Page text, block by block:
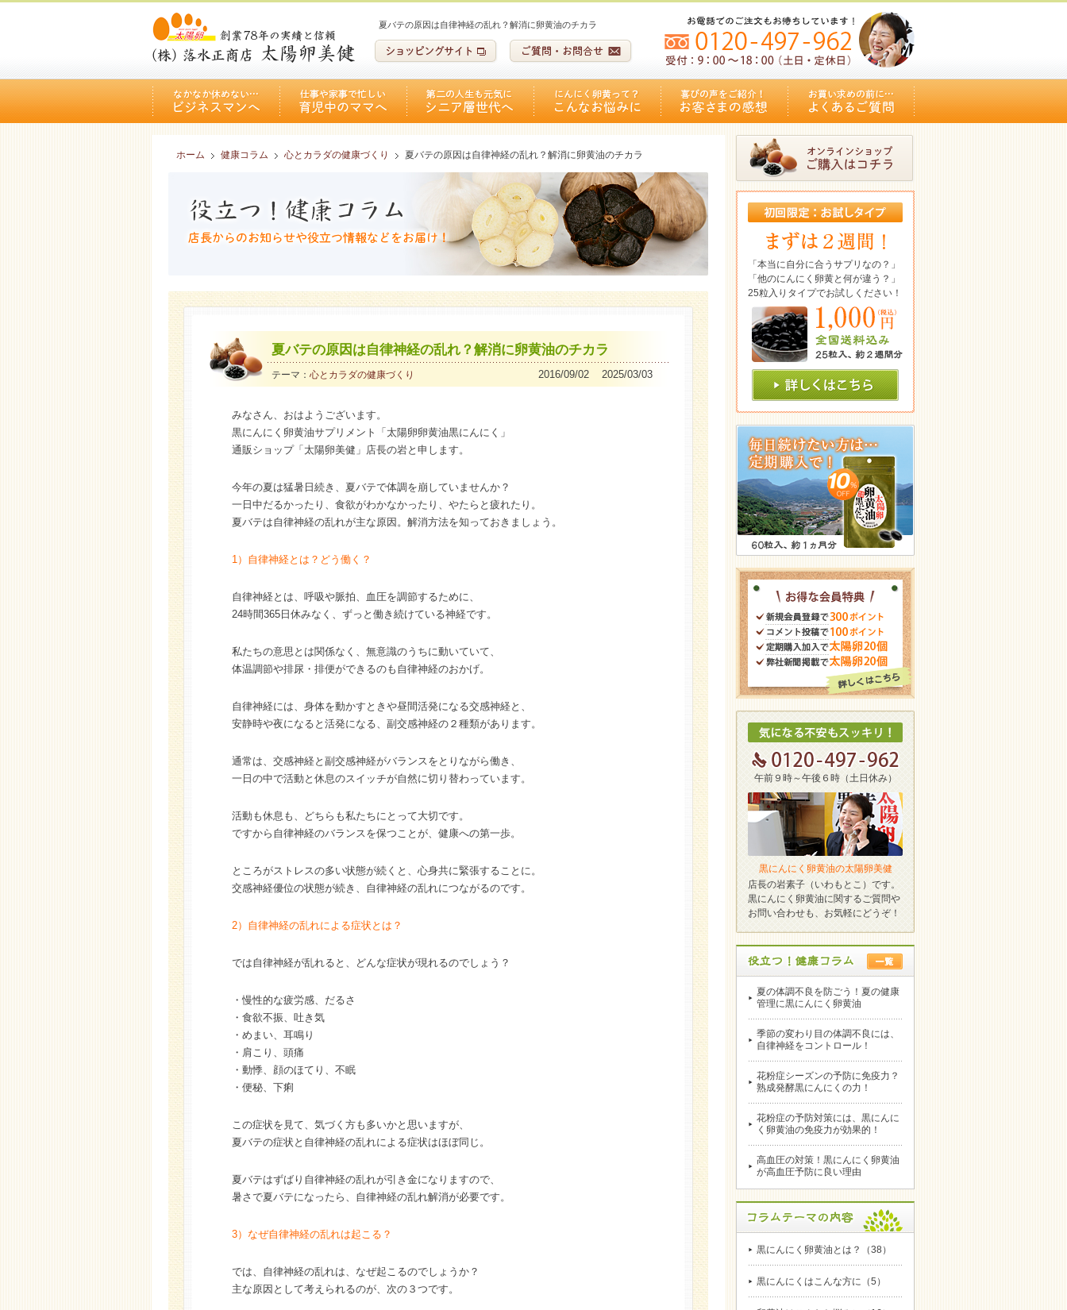
夏バテの原因は自律神経の乱れ？解消に卵黄油のチカラ
ホーム 健康コラム 心とカラダの健康づくり 夏バテの原因は自律神経の乱れ？解消に卵黄油のチカラ
夏バテの原因は自律神経の乱れ？解消に卵黄油のチカラ
テーマ： 心とカラダの健康づくり 2016/09/02 2025/03/03
みなさん、おはようございます。
黒にんにく卵黄油サプリメント「太陽卵卵黄油黒にんにく」
通販ショップ「太陽卵美健」店長の岩と申します。
今年の夏は猛暑日続き、夏バテで体調を崩していませんか？
一日中だるかったり、食欲がわかなかったり、やたらと疲れたり。
夏バテは自律神経の乱れが主な原因。解消方法を知っておきましょう。
1）自律神経とは？どう働く？
自律神経とは、呼吸や脈拍、血圧を調節するために、
24時間365日休みなく、ずっと働き続けている神経です。
私たちの意思とは関係なく、無意識のうちに動いていて、
体温調節や排尿・排便ができるのも自律神経のおかげ。
自律神経には、身体を動かすときや昼間活発になる交感神経と、
安静時や夜になると活発になる、副交感神経の２種類があります。
通常は、交感神経と副交感神経がバランスをとりながら働き、
一日の中で活動と休息のスイッチが自然に切り替わっています。
活動も休息も、どちらも私たちにとって大切です。
ですから自律神経のバランスを保つことが、健康への第一歩。
ところがストレスの多い状態が続くと、心身共に緊張することに。
交感神経優位の状態が続き、自律神経の乱れにつながるのです。
2）自律神経の乱れによる症状とは？
では自律神経が乱れると、どんな症状が現れるのでしょう？
・慢性的な疲労感、だるさ
・食欲不振、吐き気
・めまい、耳鳴り
・肩こり、頭痛
・動悸、顔のほてり、不眠
・便秘、下痢
この症状を見て、気づく方も多いかと思いますが、
夏バテの症状と自律神経の乱れによる症状はほぼ同じ。
夏バテはずばり自律神経の乱れが引き金になりますので、
暑さで夏バテになったら、自律神経の乱れ解消が必要です。
3）なぜ自律神経の乱れは起こる？
では、自律神経の乱れは、なぜ起こるのでしょうか？
主な原因として考えられるのが、次の３つです。
「本当に自分に合うサプリなの？」
「他のにんにく卵黄と何が違う？」
25粒入りタイプでお試しください！
午前９時～午後６時（土日休み）
黒にんにく卵黄油の太陽卵美健
店長の岩素子（いわもとこ）です。
黒にんにく卵黄油に関するご質問や
お問い合わせも、お気軽にどうぞ！
夏の体調不良を防ごう！夏の健康
管理に黒にんにく卵黄油
季節の変わり目の体調不良には、
自律神経をコントロール！
花粉症シーズンの予防に免疫力？
熟成発酵黒にんにくの力！
花粉症の予防対策には、黒にんに
く卵黄油の免疫力が効果的！
高血圧の対策！黒にんにく卵黄油
が高血圧予防に良い理由
黒にんにく卵黄油とは？（38）
黒にんにくはこんな方に（5）